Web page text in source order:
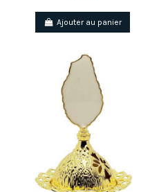
Ajouter au panier